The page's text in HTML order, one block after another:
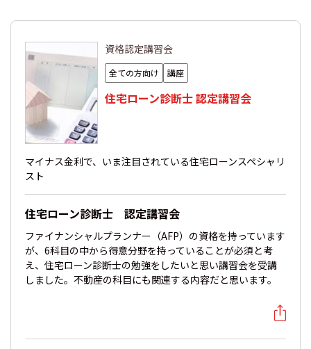
資格認定講習会
全ての方向け 講座
住宅ローン診断士 認定講習会
マイナス金利で、いま注目されている住宅ローンスペシャリ
スト
住宅ローン診断士 認定講習会
ファイナンシャルプランナー（AFP）の資格を持っています
が、6科目の中から得意分野を持っていることが必須と考
え、住宅ローン診断士の勉強をしたいと思い講習会を受講
しました。不動産の科目にも関連する内容だと思います。